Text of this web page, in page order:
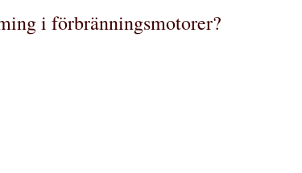
i förbränningsmotorer?